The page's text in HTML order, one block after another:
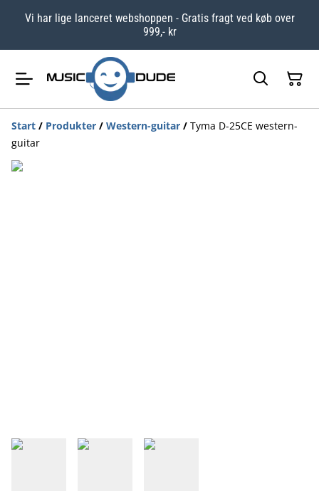
Vi har lige lanceret webshoppen - Gratis fragt ved køb over
999,- kr
Start / Produkter / Western-guitar / Tyma D-25CE western-
guitar